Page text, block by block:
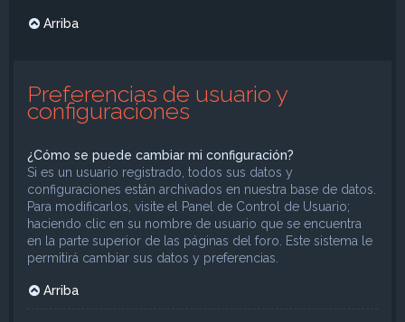
Arriba
Preferencias de usuario y
configuraciones
¿Cómo se puede cambiar mi configuración?
Si es un usuario registrado, todos sus datos y
configuraciones están archivados en nuestra base de datos.
Para modificarlos, visite el Panel de Control de Usuario;
haciendo clic en su nombre de usuario que se encuentra
en la parte superior de las páginas del foro. Este sistema le
permitirá cambiar sus datos y preferencias.
Arriba